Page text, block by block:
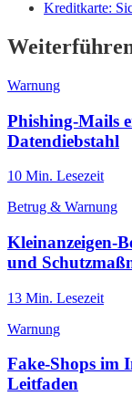
Kreditkarte:
Warnung
Phishing-Mails
Datendiebstahl
10 Min. Lesezeit
Betrug & Warnung
Kleinanzeigen-
und
13 Min. Lesezeit
Warnung
Fake-Shops im
Leitfaden